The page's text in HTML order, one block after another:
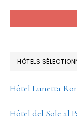
HÔTELS
Hôtel Lunetta
Hôtel del Sole al